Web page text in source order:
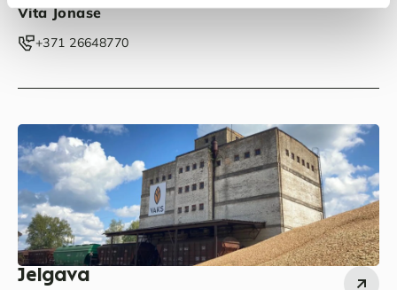
Vita Jonase
‭+371 26648770‬
Jelgava